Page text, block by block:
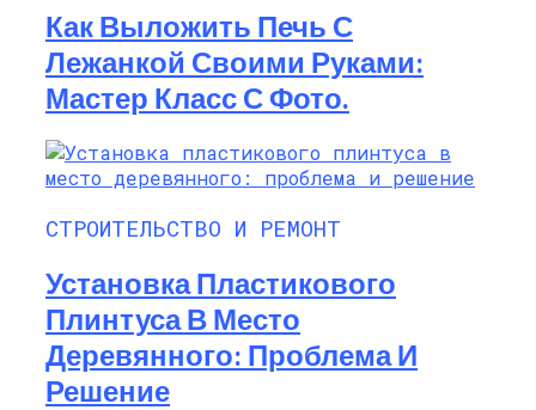
Как Выложить Печь С
Лежанкой Своими Руками:
Мастер Класс С Фото.
СТРОИТЕЛЬСТВО И РЕМОНТ
Установка Пластикового
Плинтуса В Место
Деревянного: Проблема И
Решение